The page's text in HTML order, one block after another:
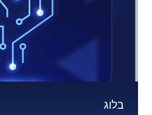
בלוג